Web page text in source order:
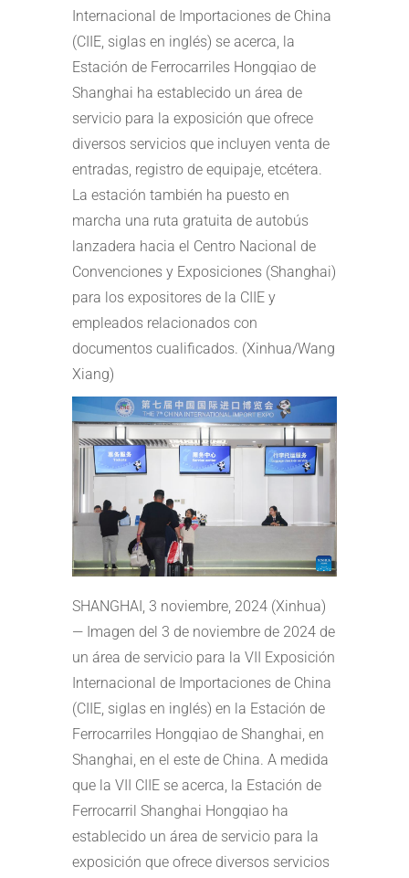
Internacional de Importaciones de China
(CIIE, siglas en inglés) se acerca, la
Estación de Ferrocarriles Hongqiao de
Shanghai ha establecido un área de
servicio para la exposición que ofrece
diversos servicios que incluyen venta de
entradas, registro de equipaje, etcétera.
La estación también ha puesto en
marcha una ruta gratuita de autobús
lanzadera hacia el Centro Nacional de
Convenciones y Exposiciones (Shanghai)
para los expositores de la CIIE y
empleados relacionados con
documentos cualificados. (Xinhua/Wang
Xiang)
SHANGHAI, 3 noviembre, 2024 (Xinhua)
— Imagen del 3 de noviembre de 2024 de
un área de servicio para la VII Exposición
Internacional de Importaciones de China
(CIIE, siglas en inglés) en la Estación de
Ferrocarriles Hongqiao de Shanghai, en
Shanghai, en el este de China. A medida
que la VII CIIE se acerca, la Estación de
Ferrocarril Shanghai Hongqiao ha
establecido un área de servicio para la
exposición que ofrece diversos servicios